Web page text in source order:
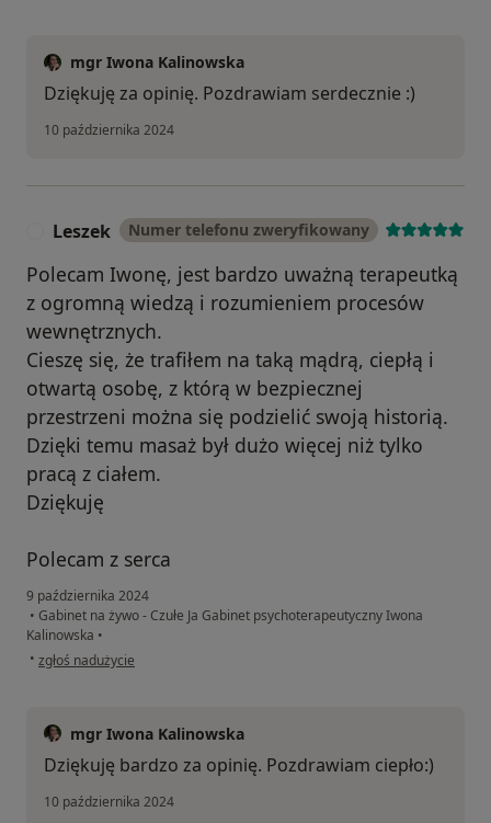
mgr Iwona Kalinowska
Dziękuję za opinię. Pozdrawiam serdecznie :)
10 października 2024
Leszek Numer telefonu zweryfikowany
Polecam Iwonę, jest bardzo uważną terapeutką
z ogromną wiedzą i rozumieniem procesów
wewnętrznych.
Cieszę się, że trafiłem na taką mądrą, ciepłą i
otwartą osobę, z którą w bezpiecznej
przestrzeni można się podzielić swoją historią.
Dzięki temu masaż był dużo więcej niż tylko
pracą z ciałem.
Dziękuję
Polecam z serca
9 października 2024
• Gabinet na żywo - Czułe Ja Gabinet psychoterapeutyczny Iwona
Kalinowska •
• w opinii użytkownika Leszek
zgłoś nadużycie
mgr Iwona Kalinowska
Dziękuję bardzo za opinię. Pozdrawiam ciepło:)
10 października 2024